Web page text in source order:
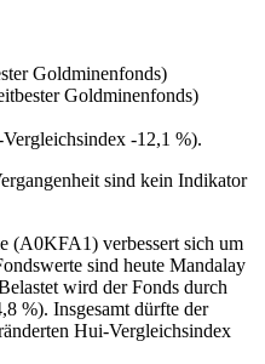
Goldminenfonds)
Goldminenfonds)
-12,1 %).
sind kein Indikator
(A0KFA1) verbessert sich um
sind heute Mandalay
wird der Fonds durch
%). Insgesamt dürfte der
Hui-Vergleichsindex